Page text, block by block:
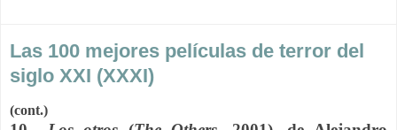
Las 100 mejores películas de terror del
siglo XXI (XXXI)
(cont.)